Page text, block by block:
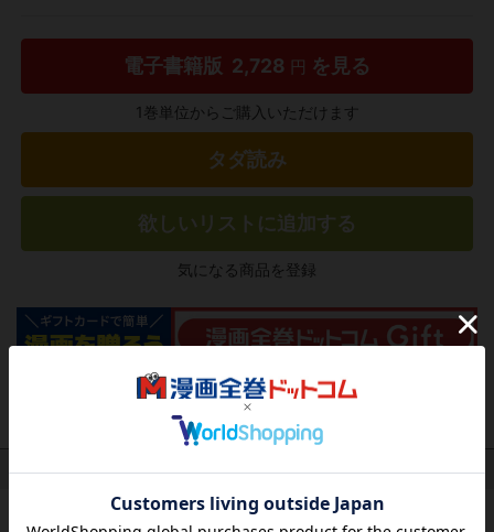
電子書籍版 2,728 円 を見る
1巻単位からご購入いただけます
タダ読み
欲しいリストに追加する
気になる商品を登録
作品レビュー （関連商品を含む）
この作品にはまだレビューがありません。 今後読まれる